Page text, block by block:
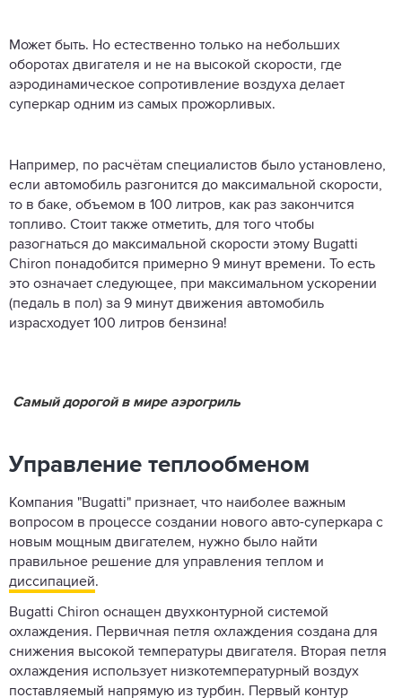
Может быть. Но естественно только на небольших
оборотах двигателя и не на высокой скорости, где
аэродинамическое сопротивление воздуха делает
суперкар одним из самых прожорливых.
Например, по расчётам специалистов было установлено,
если автомобиль разгонится до максимальной скорости,
то в баке, объемом в 100 литров, как раз закончится
топливо. Стоит также отметить, для того чтобы
разогнаться до максимальной скорости этому Bugatti
Chiron понадобится примерно 9 минут времени. То есть
это означает следующее, при максимальном ускорении
(педаль в пол) за 9 минут движения автомобиль
израсходует 100 литров бензина!
Самый дорогой в мире аэрогриль
Управление теплообменом
Компания "Bugatti" признает, что наиболее важным
вопросом в процессе создании нового авто-суперкара с
новым мощным двигателем, нужно было найти
правильное решение для управления теплом и
диссипацией.
Bugatti Chiron оснащен двухконтурной системой
охлаждения. Первичная петля охлаждения создана для
снижения высокой температуры двигателя. Вторая петля
охлаждения использует низкотемпературный воздух
поставляемый напрямую из турбин. Первый контур